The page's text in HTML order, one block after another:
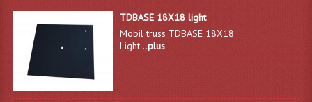
Tables De Mixage DJ
Consoles Sono Et Studio
TDBASE 18X18 light
Mobil truss TDBASE 18X18
Light...plus